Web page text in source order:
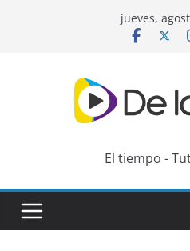
jueves,
El tiempo -